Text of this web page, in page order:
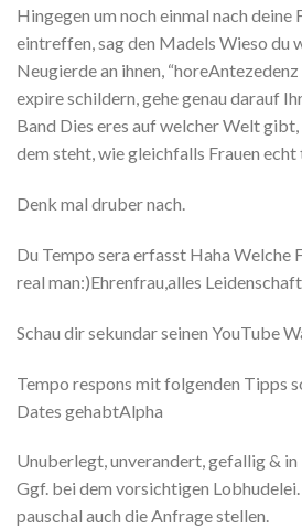
Hingegen um noch einmal nach
eintreffen, sag den Madels Wieso du
Neugierde an ihnen,
expire schildern, gehe genau darauf
Band Dies eres auf welcher Welt gibt,
dem steht, wie gleichfalls Frauen echt
Denk mal druber nach.
Du Tempo sera erfasst Haha Welche
real man:)Ehrenfrau,alles
Schau dir sekundar seinen YouTube
Tempo respons mit folgenden Tipps
Dates gehabtAlpha
Unuberlegt, unverandert, gefallig &
Ggf. bei dem vorsichtigen
pauschal auch die Anfrage stellen.